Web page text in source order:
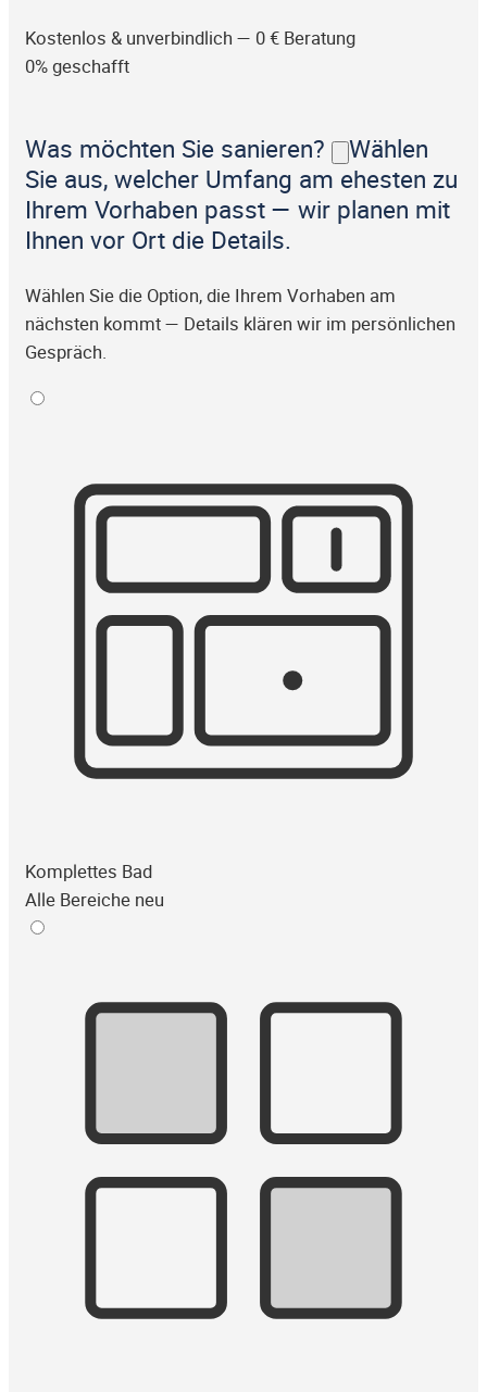
Kostenlos & unverbindlich — 0 € Beratung
0% geschafft
Was möchten Sie sanieren?
Wählen
Sie aus, welcher Umfang am ehesten zu
Ihrem Vorhaben passt — wir planen mit
Ihnen vor Ort die Details.
Wählen Sie die Option, die Ihrem Vorhaben am
nächsten kommt — Details klären wir im persönlichen
Gespräch.
Komplettes Bad
Alle Bereiche neu